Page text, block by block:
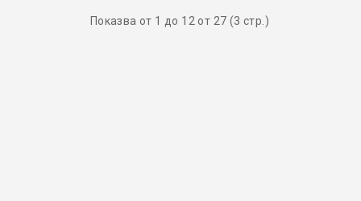
Показва от 1 до 12 от 27 (3 стр.)